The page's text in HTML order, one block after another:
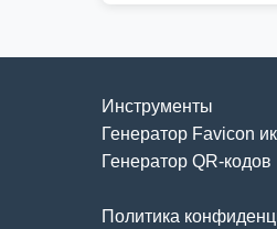
Инструменты
Генератор Favicon
Генератор QR-кодов
Политика